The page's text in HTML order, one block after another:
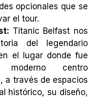
opcionales que se
el tour.
Titanic Belfast nos
del legendario
el lugar donde fue
moderno centro
a través de espacios
histórico, su diseño,